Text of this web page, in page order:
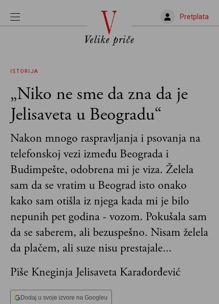
Pretplata
ISTORIJA
„Niko ne sme da zna da je
Jelisaveta u Beogradu“
Nakon mnogo raspravljanja i psovanja na
telefonskoj vezi između Beograda i
Budimpešte, odobrena mi je viza. Želela
sam da se vratim u Beograd isto onako
kako sam otišla iz njega kada mi je bilo
nepunih pet godina - vozom. Pokušala sam
da se saberem, ali bezuspešno. Nisam želela
da plačem, ali suze nisu prestajale...
Piše Kneginja Jelisaveta Karađorđević
Dodaj u svoje izvore na Googleu